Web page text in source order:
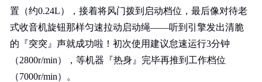
置（约0.24L），接着将风门拨到启动档位，最后像对待老
式收音机旋钮那样匀速拉动启动绳——听到引擎发出清脆
的『突突』声就成功啦！初次使用建议怠速运行3分钟
（2800r/min），等机器『热身』完毕再推到工作档位
（7000r/min）。